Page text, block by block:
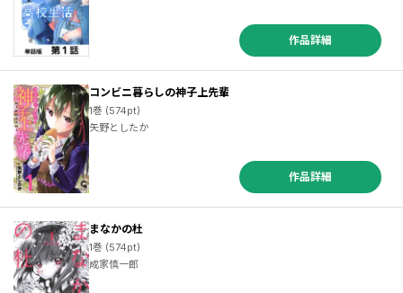
作品詳細
コンビニ暮らしの神子上先輩
1巻 (574pt)
矢野としたか
作品詳細
まなかの杜
1巻 (574pt)
成家慎一郎